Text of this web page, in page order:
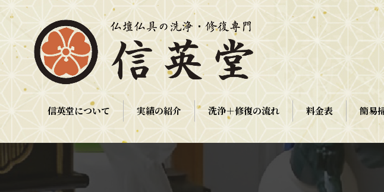
信英堂について 実績の紹介 洗浄＋修復の流れ 料金表 簡易